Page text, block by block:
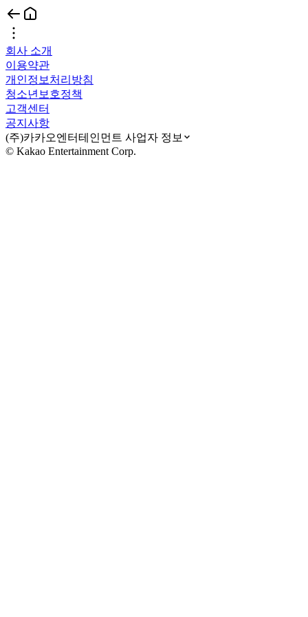
회사 소개
이용약관
개인정보처리방침
청소년보호정책
고객센터
공지사항
(주)카카오엔터테인먼트 사업자 정보
© Kakao Entertainment Corp.